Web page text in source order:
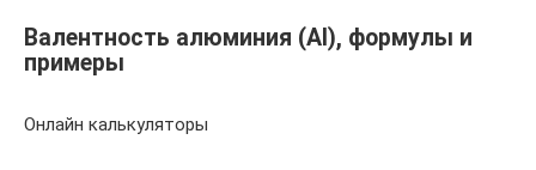
Валентность алюминия (Al), формулы и
примеры
Онлайн калькуляторы